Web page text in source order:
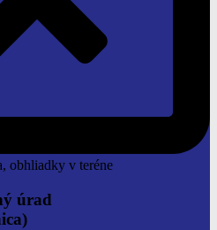
obhliadky v teréne
úrad